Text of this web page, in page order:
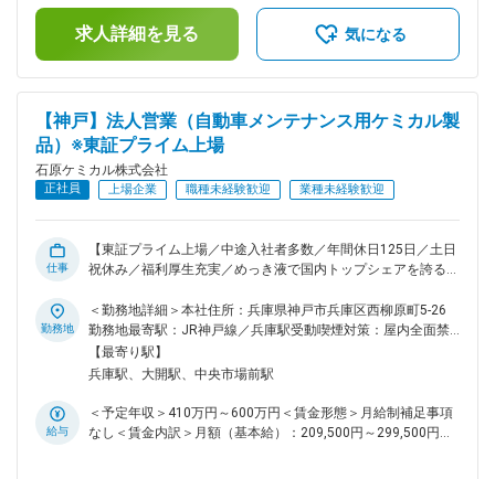
◇固定資産管理（固定資産システムへの登録、償却資産申告書
作成） ◇消費税（月次での消費税計上確認、消費税申告書作
名（20代1名、30代1名） 情シス：3名（50代男性1名、40代
男性、20代女性1名） ■入社後の流れ： 監査対応、個別決算の
一部、開示資料の元データ作成等簡単な業務から、それぞれの
担当社員よりOJT形式で教育・引継ぎをさせていただきま
す。3年くらいご経験を積んでいただいた後、年次決算などを
担当頂く予定で、経理実務未経験の方にも段階的に業務を習得
属表面処理剤、電子材料及び機器、自動車用化学製品、工業薬
品の四つの事業をバランスよく展開、全天候型経営を強化中で
発）を経営理念とし、「表面の技術を創造する」をテーマに高
性能で高品質な製品を市場に送り出し高い信頼性を追求、更に
既成概念に囚われず新しい角度から製品開発、技術開発に全力
傾注しております。 変更の範囲：会社の定める業務
有＜給与補足＞■昇給：年1回（4月）■賞与：年2回（6月、12
月）※賞与の係数は業績変動あり賃金はあくまでも目安の金額
であり、選考を通じて上下する可能性があります。月給(月額)
求人詳細を見る 気になる
【神戸】法人営業（自動車メンテナンス用ケミカル製
品）※東証プライム上場
石原ケミカル株式会社
正社員 上場企業 職種未経験歓迎 業種未経験歓迎
仕事
【東証プライム上場／中途入社者多数／年間休日125日／土日
祝休み／福利厚生充実／めっき液で国内トップシェアを誇る化
です。めっき液や自動車用化学製品といったニッチ市場におい
て高い占有率があり、めっき液では国内トップシェアを誇りま
す。同社の営業担当として、自動車用化学製品の販売をお任せ
いたします。既存顧客中心の営業スタイルで、営業先はカーデ
なります。 ■取扱製品について： 国産初の液体カーワックス
を開発したことをはじめ、自動車アフターマーケット向けに多
勤務地
＜勤務地詳細＞本社住所：兵庫県神戸市兵庫区西柳原町5-26
勤務地最寄駅：JR神戸線／兵庫駅受動喫煙対策：屋内全面禁
煙変更の範囲：会社の定める事業所
【最寄り駅】
兵庫駅、大開駅、中央市場前駅
給与
＜予定年収＞410万円～600万円＜賃金形態＞月給制補足事項
なし＜賃金内訳＞月額（基本給）：209,500円～299,500円そ